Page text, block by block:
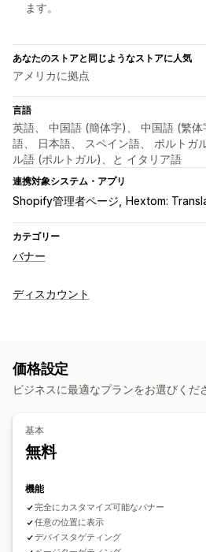
ます。
あなたのストアと同じようなストアに人気
アメリカに拠点
言語
英語、 中国語 (簡体字)、 中国語 (繁
語、 日本語、 スペイン語、 ポルトガ
ル語 (ポルトガル)、と イタリア語
連携対象システム・アプリ
Shopify管理者ページ Hextom:
カテゴリー
バナー
バナータイプ
カスタマイズ
バナーの位置
アニメーション 常時表
スケジュール
操作動向ターゲティング
A/Bテスト
リアルタイム分析
顧客セグメント
ディスカウント
ディスカウント管理
オートメーション
絞り込み
価格設定
ビジネスに最適なプランをお選びくだ
基本
無料
機能
完全にカスタマイズ可能なバナー
任意の位置に表示
デバイスタゲティング